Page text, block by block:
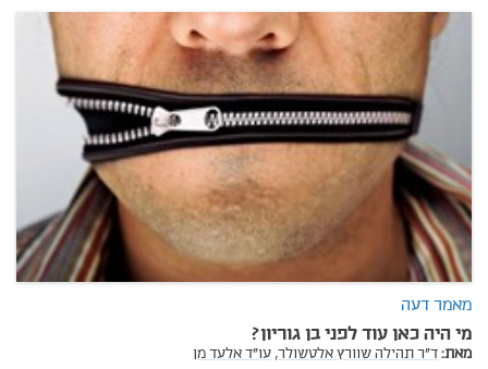
מאמר דעה
מי היה כאן עוד לפני בן גוריון?
מאת:ד"ר תהילה שוורץ אלטשולר, עו"ד אלעד מן